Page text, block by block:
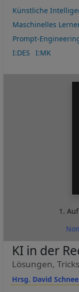
Künstliche
Maschinelles
Prompt-
I:DES
I:MK
1.
Hrsg. David
KI in der
Lösungen,